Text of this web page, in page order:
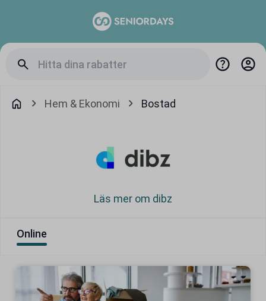
Hem & Ekonomi Bostad
Läs mer om dibz
Online